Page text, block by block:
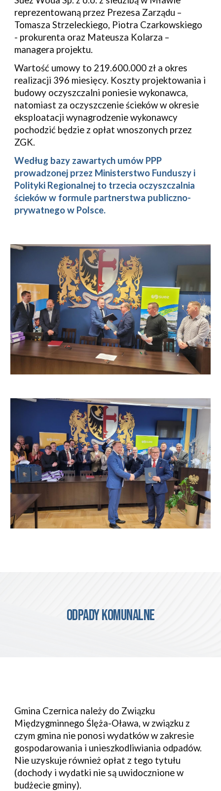
reprezentowaną przez Prezesa Zarządu –
Tomasza Strzeleckiego, Piotra Czarkowskiego
- prokurenta oraz Mateusza Kolarza –
managera projektu.
Wartość umowy to 219.600.000 zł a okres
realizacji 396 miesięcy. Koszty projektowania i
budowy oczyszczalni poniesie wykonawca,
natomiast za oczyszczenie ścieków w okresie
eksploatacji wynagrodzenie wykonawcy
pochodzić będzie z opłat wnoszonych przez
ZGK.
Według bazy zawartych umów PPP
prowadzonej przez Ministerstwo Funduszy i
Polityki Regionalnej to trzecia oczyszczalnia
ścieków w formule partnerstwa publiczno-
prywatnego w Polsce.
ODPADY KOMUNALNE
Gmina Czernica należy do Związku
Międzygminnego Ślęża-Oława, w związku z
czym gmina nie ponosi wydatków w zakresie
gospodarowania i unieszkodliwiania odpadów.
Nie uzyskuje również opłat z tego tytułu
(dochody i wydatki nie są uwidocznione w
budżecie gminy).